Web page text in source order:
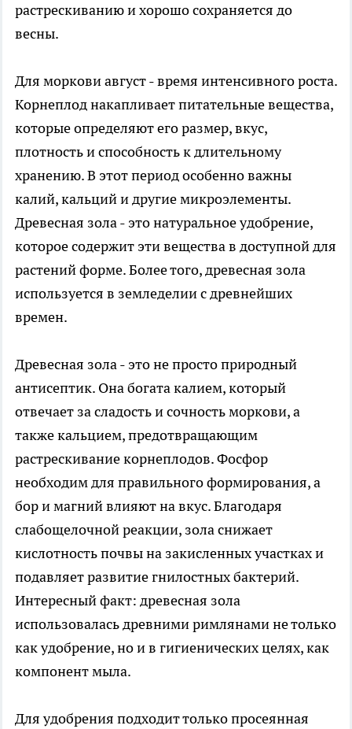
растрескиванию и хорошо сохраняется до
весны.
Для моркови август - время интенсивного роста.
Корнеплод накапливает питательные вещества,
которые определяют его размер, вкус,
плотность и способность к длительному
хранению. В этот период особенно важны
калий, кальций и другие микроэлементы.
Древесная зола - это натуральное удобрение,
которое содержит эти вещества в доступной для
растений форме. Более того, древесная зола
используется в земледелии с древнейших
времен.
Древесная зола - это не просто природный
антисептик. Она богата калием, который
отвечает за сладость и сочность моркови, а
также кальцием, предотвращающим
растрескивание корнеплодов. Фосфор
необходим для правильного формирования, а
бор и магний влияют на вкус. Благодаря
слабощелочной реакции, зола снижает
кислотность почвы на закисленных участках и
подавляет развитие гнилостных бактерий.
Интересный факт: древесная зола
использовалась древними римлянами не только
как удобрение, но и в гигиенических целях, как
компонент мыла.
Для удобрения подходит только просеянная